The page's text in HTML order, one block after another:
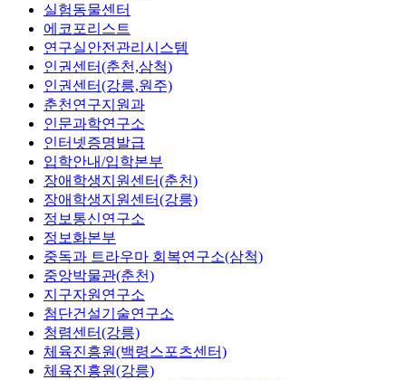
실험동물센터
에코포리스트
연구실안전관리시스템
인권센터(춘천,삼척)
인권센터(강릉,원주)
춘천연구지원과
인문과학연구소
인터넷증명발급
입학안내/입학본부
장애학생지원센터(춘천)
장애학생지원센터(강릉)
정보통신연구소
정보화본부
중독과 트라우마 회복연구소(삼척)
중앙박물관(춘천)
지구자원연구소
첨단건설기술연구소
청렴센터(강릉)
체육진흥원(백령스포츠센터)
체육진흥원(강릉)